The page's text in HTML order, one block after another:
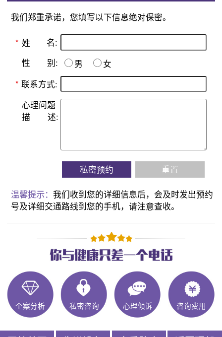
我们郑重承诺，您填写以下信息绝对保密。
* 姓 名:
性 别: 男
女
* 联系方式:
心理问题
描
述:
私密预约 重置
温馨提示：我们收到您的详细信息后，会及时发出预约
号及详细交通路线到您的手机，请注意查收。
个案分析 私密咨询 心理倾诉 咨询费用